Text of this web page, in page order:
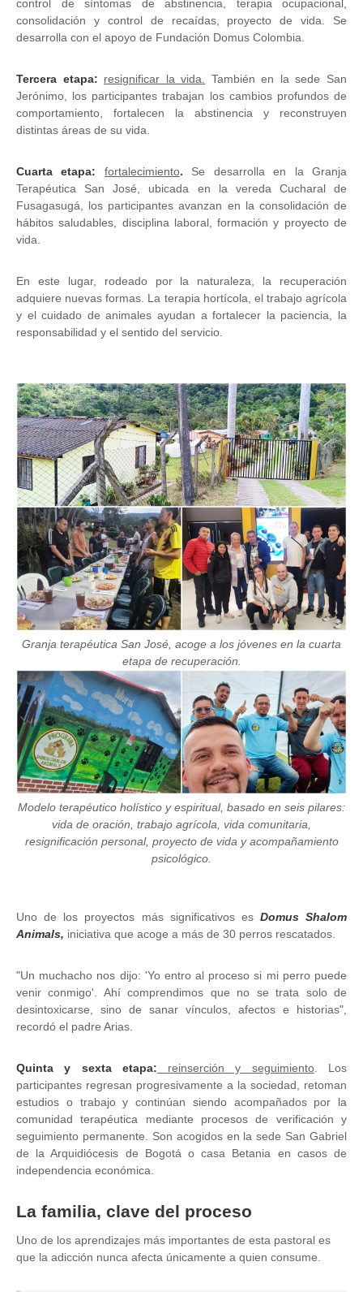
control de síntomas de abstinencia, terapia ocupacional,
consolidación y control de recaídas, proyecto de vida. Se
desarrolla con el apoyo de Fundación Domus Colombia.
Tercera etapa: resignificar la vida.
También en la sede San
Jerónimo, los participantes trabajan los cambios profundos de
comportamiento, fortalecen la abstinencia y reconstruyen
distintas áreas de su vida.
Cuarta etapa: fortalecimiento. Se desarrolla en la Granja
Terapéutica San José, ubicada en la vereda Cucharal de
Fusagasugá, los participantes avanzan en la consolidación de
hábitos saludables, disciplina laboral, formación y proyecto de
vida.
En este lugar, rodeado por la naturaleza, la recuperación
adquiere nuevas formas. La terapia hortícola, el trabajo agrícola
y el cuidado de animales ayudan a fortalecer la paciencia, la
responsabilidad y el sentido del servicio.
Image
Granja terapéutica San José, acoge a los jóvenes en la cuarta
etapa de recuperación.
Image
Modelo terapéutico holístico y espiritual, basado en seis pilares:
vida de oración, trabajo agrícola, vida comunitaria,
resignificación personal, proyecto de vida y acompañamiento
psicológico.
Uno de los proyectos más significativos es Domus Shalom
Animals, iniciativa que acoge a más de 30 perros rescatados.
"Un muchacho nos dijo: 'Yo entro al proceso si mi perro puede
venir conmigo'. Ahí comprendimos que no se trata solo de
desintoxicarse, sino de sanar vínculos, afectos e historias",
recordó el padre Arias.
Quinta y sexta etapa: reinserción y seguimiento. Los
participantes regresan progresivamente a la sociedad, retoman
estudios o trabajo y continúan siendo acompañados por la
comunidad terapéutica mediante procesos de verificación y
seguimiento permanente. Son acogidos en la sede San Gabriel
de la Arquidiócesis de Bogotá o casa Betania en casos de
independencia económica.
La familia, clave del proceso
Uno de los aprendizajes más importantes de esta pastoral es
que la adicción nunca afecta únicamente a quien consume.